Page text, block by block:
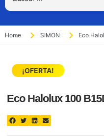
Home SIMON Eco
¡OFERTA!
Eco Halolux 100